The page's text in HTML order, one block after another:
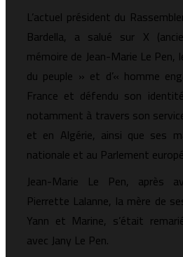
L’actuel président du
Bardella, a salué sur X
mémoire de Jean-Marie Le
du peuple » et d’« homme
France et défendu son
notamment à travers son
et en Algérie, ainsi que ses
nationale et au Parlement
Jean-Marie Le Pen, après
Pierrette Lalanne, la mère de
Yann et Marine, s’était
avec Jany Le Pen.